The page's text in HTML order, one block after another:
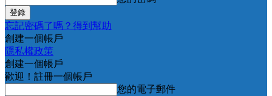
忘記密碼了嗎？得到幫助
創建一個帳戶
隱私權政策
創建一個帳戶
歡迎！註冊一個帳戶
您的電子郵件